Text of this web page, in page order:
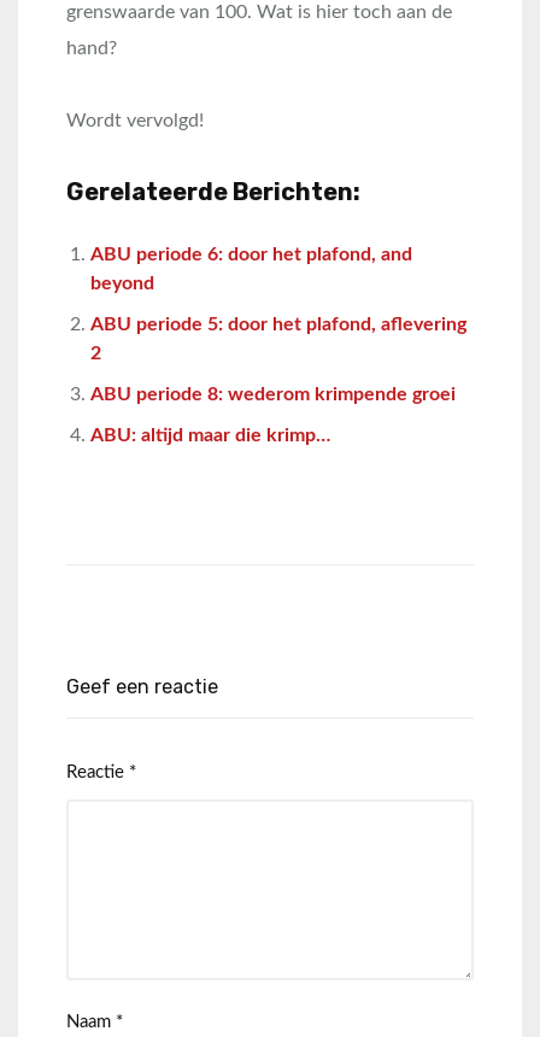
grenswaarde van 100. Wat is hier toch aan de
hand?
Wordt vervolgd!
Gerelateerde Berichten:
ABU periode 6: door het plafond, and
beyond
ABU periode 5: door het plafond, aflevering
2
ABU periode 8: wederom krimpende groei
ABU: altijd maar die krimp…
Geef een reactie
Reactie *
Naam *